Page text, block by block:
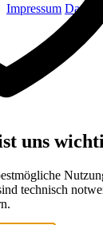
Impressum
uns
technisch